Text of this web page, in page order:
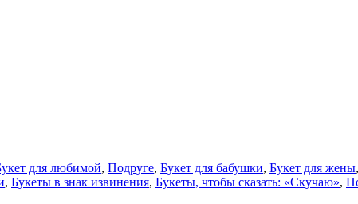
для любимой, Подруге, Букет для бабушки, Букет для жены,
, Букеты в знак извинения, Букеты, чтобы сказать: «Скучаю»,